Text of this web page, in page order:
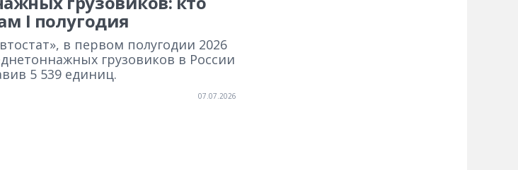
I полугодия
в первом полугодии 2026
грузовиков в России
5 539 единиц.
07.07.2026